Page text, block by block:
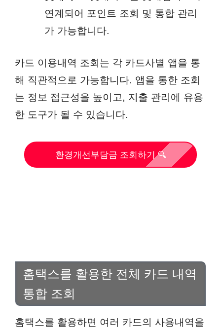
연계되어 포인트 조회 및 통합 관리
가 가능합니다.
카드 이용내역 조회는 각 카드사별 앱을 통
해 직관적으로 가능합니다. 앱을 통한 조회
는 정보 접근성을 높이고, 지출 관리에 유용
한 도구가 될 수 있습니다.
환경개선부담금 조회하기 🔍
홈택스를 활용한 전체 카드 내역
통합 조회
홈택스를 활용하면 여러 카드의 사용내역을